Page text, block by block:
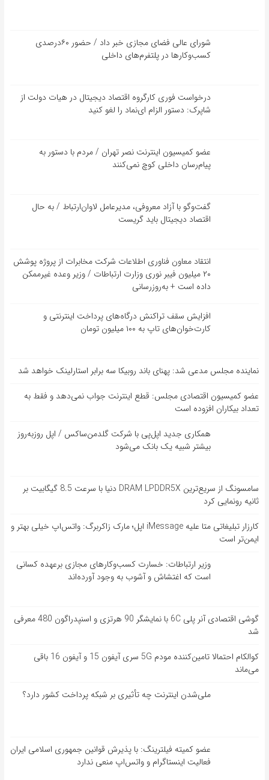
شورای عالی فضای مجازی خبر داد / حضور ۶۰درصدی
کسب‌و‌کارها در پلتفرم‌های داخلی
درخواست فوری کارگروه اقتصاد دیجیتال در هیات دولت از
شاپرک: دستور الزام ای‌نماد را لغو کنید
عضو کمیسیون اینترنت نصر تهران / مردم با دستور به
پیام‌رسان داخلی کوچ نمی‌کنند
گفت‌و‌گو با آزاد معروفی، مدیرعامل لاوان‌ارتباط / به حال
اقتصاد دیجیتال باید گریست
انتقاد معاون فناوری اطلاعات شرکت مخابرات از پروژه پوشش
۲۰ میلیون فیبر نوری وزارت ارتباطات / وزیر وعده غیرممکن
داده است + به‌روزرسانی
افزایش سقف تراکنش درگاه‌های پرداخت اینترنتی و
کارت‌خوان‌های تاپ به ۱۰۰ میلیون تومان
نماینده مجلس مدعی شد: پهنای باند روبیکا سه برابر استارلینک خواهد شد
عضو کمیسیون اقتصادی مجلس: قطع اینترنت جواب نمی‌دهد و فقط به
تعداد بیکاران افزوده است
همکاری جدید اپل‌پی با شرکت گلدمن‌ساکس / اپل روزبه‌روز
بیشتر شبیه یک بانک می‌شود
سامسونگ از سریع‌ترین DRAM LPDDR5X دنیا با سرعت 8.5 گیگابیت بر
ثانیه رونمایی کرد
کارزار تبلیغاتی متا علیه iMessage اپل؛ مارک زاکربرگ: واتس‌اپ خیلی بهتر و
ایمن‌تر است
وزیر ارتباطات: خسارت کسب‌وکارهای مجازی برعهده کسانی
است که اغتشاش و آشوب به وجود آورده‌اند
گوشی اقتصادی آنر پلی 6C با نمایشگر 90 هرتزی و اسنپدراگون 480 معرفی
شد
کوالکام احتمالا تامین‌کننده مودم 5G سری آیفون 15 و آیفون 16 باقی
می‌ماند
ملی‌شدن اینترنت چه تأثیری بر شبکه پرداخت کشور دارد؟
عضو کمیته فیلترینگ: با پذیرش قوانین جمهوری اسلامی ایران
فعالیت اینستاگرام و واتس‌اپ منعی ندارد